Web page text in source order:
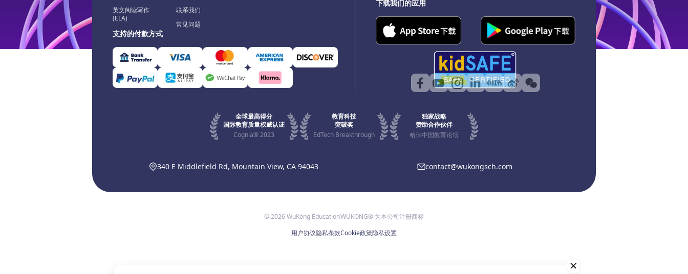
英文阅读写作
(ELA)
联系我们
常见问题
支持的付款方式
下载我们的应用
全球最高得分
国际教育质量权威认证
Cognia® 2023
教育科技
突破奖
EdTech Breakthrough
独家战略
赞助合作伙伴
哈佛中国教育论坛
340 E Middlefield Rd, Mountain View, CA 94043 contact@wukongsch.com
© 2026 WuKong EducationWUKONG® 为本公司注册商标
用户协议隐私条款Cookie政策隐私设置